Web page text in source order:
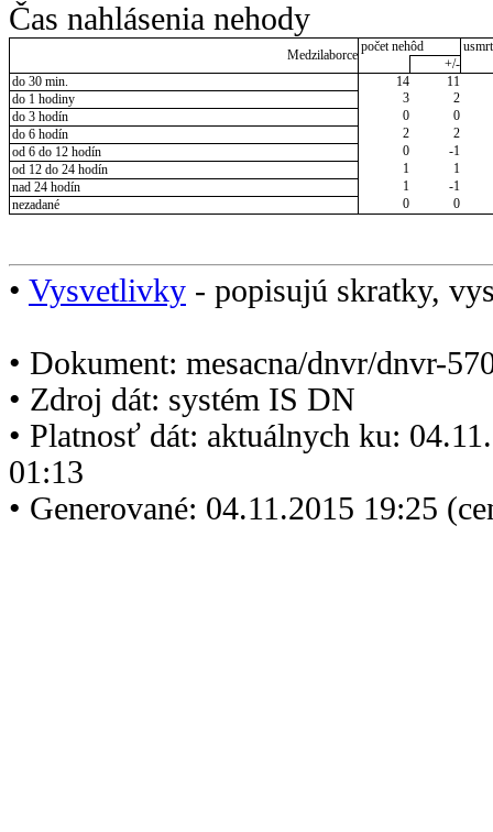
Čas nahlásenia nehody
Medzilaborce
počet nehôd
+/-
do 30 min.
14
11
do 1 hodiny
3
2
do 3 hodín
0
0
do 6 hodín
2
2
od 6 do 12 hodín
0
-1
od 12 do 24 hodín
1
1
nad 24 hodín
1
-1
nezadané
0 0
• Vysvetlivky - popisujú skratky,
• Dokument: mesacna/dnvr/dnvr-
• Zdroj dát: systém IS DN
• Platnosť dát: aktuálnych ku:
01:13
• Generované: 04.11.2015 19:25